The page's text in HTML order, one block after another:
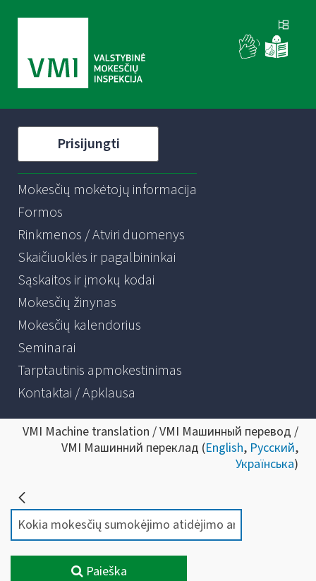
Prisijungti
Mokesčių mokėtojų informacija
Formos
Rinkmenos / Atviri duomenys
Skaičiuoklės ir pagalbininkai
Sąskaitos ir įmokų kodai
Mokesčių žinynas
Mokesčių kalendorius
Seminarai
Tarptautinis apmokestinimas
Kontaktai / Apklausa
VMI Machine translation / VMI Машинный перевод /
VMI Машинний переклад (English, Русский,
Українська)
Paieška